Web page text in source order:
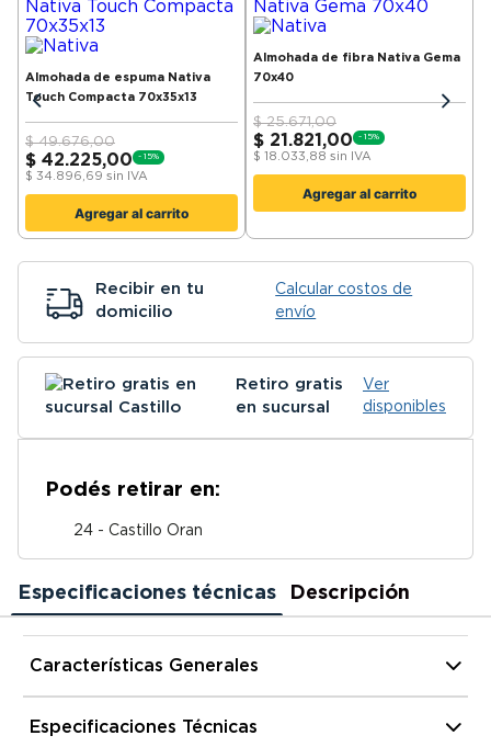
Almohada de espuma Nativa
Touch Compacta 70x35x13
$49.676,00
$ 42.225,00 - 15%
$ 34.896,69 sin IVA
Agregar al carrito
Almohada de fibra Nativa Gema
70x40
$25.671,00
$ 21.821,00 - 15%
$ 18.033,88 sin IVA
Agregar al carrito
Recibir en tu
domicilio
Calcular costos de
envío
Retiro gratis
en sucursal
Ver
disponibles
Podés retirar en:
24 - Castillo Oran
Especificaciones técnicas Descripción
Características Generales
Material Interior
Especificaciones Técnicas